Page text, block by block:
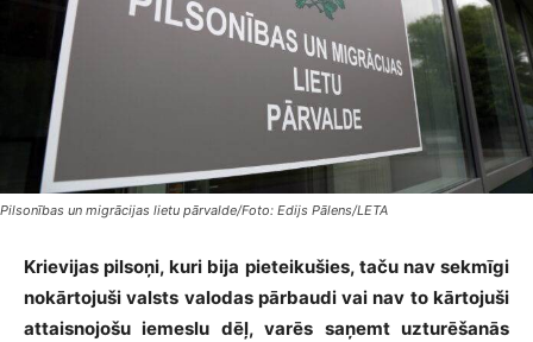
Pilsonības un migrācijas lietu pārvalde/Foto: Edijs Pālens/LETA
Krievijas pilsoņi, kuri bija pieteikušies, taču nav sekmīgi
nokārtojuši valsts valodas pārbaudi vai nav to kārtojuši
attaisnojošu iemeslu dēļ, varēs saņemt uzturēšanās